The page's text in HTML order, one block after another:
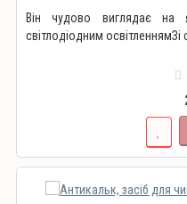
Він чудово виглядає на
світлодіодним освітленнямЗі